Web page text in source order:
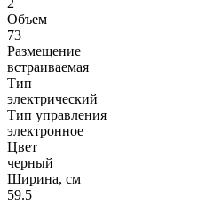
2
Объем
73
Размещение
встраиваемая
Тип
электрический
Тип управления
электронное
Цвет
черный
Ширина, см
59.5